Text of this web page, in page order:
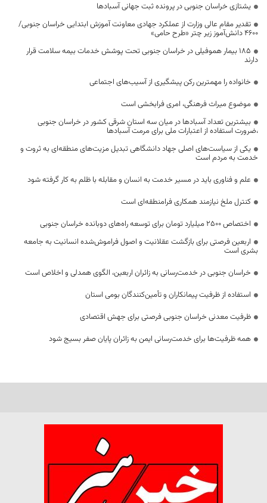
یشتازی خراسان جنوبی در پرونده ثبت جهانی آسبادها
تقدیر مقام عالی وزارت از عملکرد جهادی معاونت آموزش ابتدایی خراسان جنوبی/
۴۶۰۰ دانش‌آموز زیر چتر «طرح حامی»
۱۸۵ بیمار هموفیلی در خراسان جنوبی تحت پوشش خدمات بیمه سلامت قرار
دارند
خانواده را مهمترین رکن پیشگیری از آسیب‌های اجتماعی
موضوع میراث فرهنگی، امری فرابخشی است
بیشترین تعداد آسبادها در میان سه استان شرقی کشور در خراسان جنوبی
،ضرورت استفاده از اعتبارات ملی برای مرمت آسبادها
یکی از سیاست‌های اصلی جهاد دانشگاهی تبدیل مزیت‌های منطقه‌ای به ثروت و
خدمت به مردم است
علم و فناوری باید در مسیر خدمت به انسان و مقابله با ظلم به کار گرفته شود
کنترل ملخ نیازمند همکاری فرامنطقه‌ای است
اختصاص 2500 میلیارد تومان برای توسعه راه‌های دوبانده خراسان جنوبی
اربعین فرصتی برای بازگشت عقلانیت و اصول فراموش‌شده انسانیت به جامعه
بشری است
خراسان جنوبی در خدمت‌رسانی به زائران اربعین، الگوی همدلی و اخلاص است
استفاده از ظرفیت پیمانکاران و تأمین‌کنندگان بومی استان
ظرفیت معدنی خراسان جنوبی فرصتی برای جهش اقتصادی
همه ظرفیت‌ها برای خدمت‌رسانی ایمن به زائران پایان صفر بسیج شود